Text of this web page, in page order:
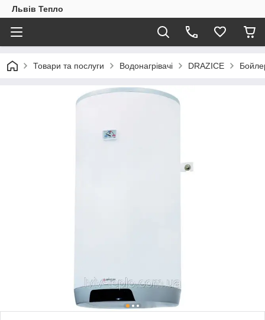
Львів Тепло
Товари та послуги Водонагрівачі DRAZICE